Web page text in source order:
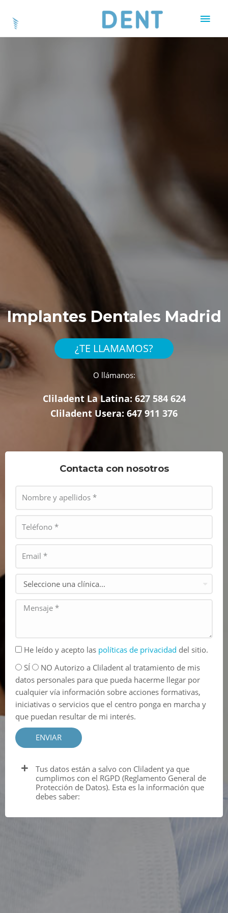
Implantes Dentales Madrid
¿TE LLAMAMOS?
O llámanos:
Cliladent La Latina: 627 584 624
Cliladent Usera: 647 911 376
Contacta con nosotros
He leído y acepto las políticas de privacidad del sitio.
SÍ
NO Autorizo a Cliladent al tratamiento de mis
datos personales para que pueda hacerme llegar por
cualquier vía información sobre acciones formativas,
iniciativas o servicios que el centro ponga en marcha y
que puedan resultar de mi interés.
ENVIAR
Tus datos están a salvo con Cliladent ya que
cumplimos con el RGPD (Reglamento General de
Protección de Datos). Esta es la información que
debes saber: